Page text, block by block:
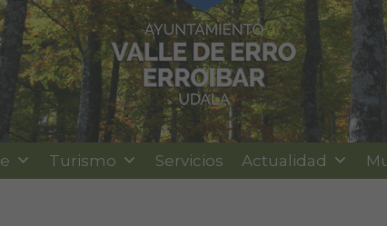
Turismo Servicios Actualidad